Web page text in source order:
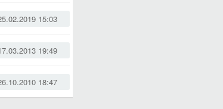
15:03
19:49
18:47